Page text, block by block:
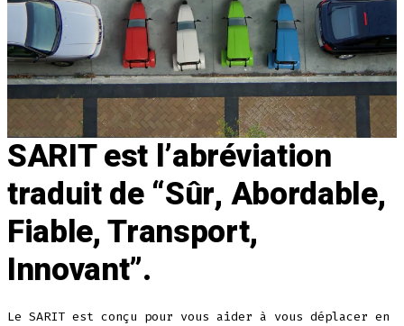
SARIT est l’abréviation
traduit de “Sûr, Abordable,
Fiable, Transport,
Innovant”.
Le SARIT est conçu pour vous aider à vous déplacer en